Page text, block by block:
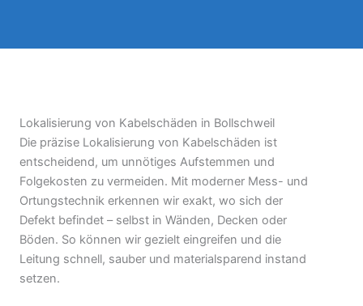
Lokalisierung von Kabelschäden in Bollschweil
Die präzise Lokalisierung von Kabelschäden ist
entscheidend, um unnötiges Aufstemmen und
Folgekosten zu vermeiden. Mit moderner Mess- und
Ortungstechnik erkennen wir exakt, wo sich der
Defekt befindet – selbst in Wänden, Decken oder
Böden. So können wir gezielt eingreifen und die
Leitung schnell, sauber und materialsparend instand
setzen.